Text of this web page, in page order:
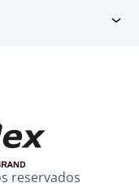
reservados